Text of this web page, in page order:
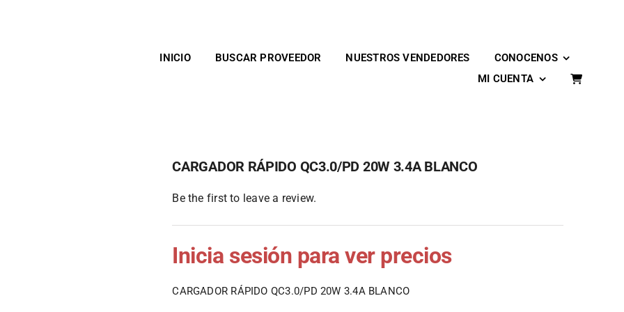
INICIO
BUSCAR PROVEEDOR NUESTROS VENDEDORES
CONOCENOS
MI CUENTA
CARGADOR RÁPIDO QC3.0/PD 20W 3.4A BLANCO
Be the first to leave a review.
Inicia sesión para ver precios
CARGADOR RÁPIDO QC3.0/PD 20W 3.4A BLANCO